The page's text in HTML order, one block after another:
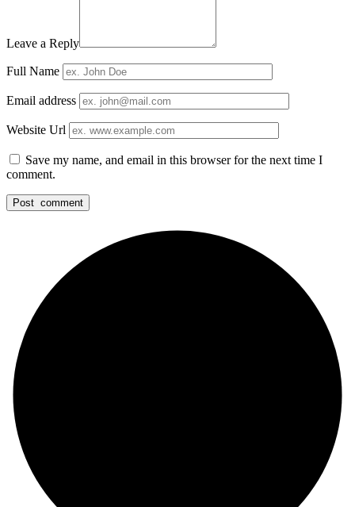
Leave a Reply
Full Name
Email address
Website Url
Save my name, and email in this browser for the next time I
comment.